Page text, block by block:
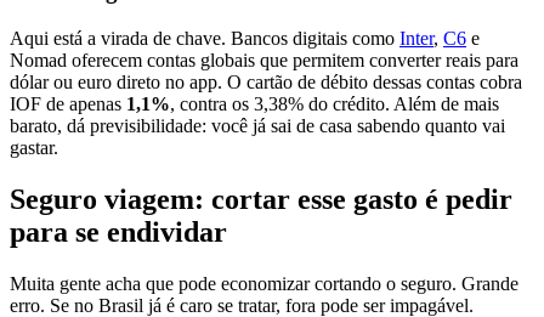
Aqui está a virada de chave. Bancos digitais como Inter, C6 e
Nomad oferecem contas globais que permitem converter reais para
dólar ou euro direto no app. O cartão de débito dessas contas cobra
IOF de apenas 1,1%, contra os 3,38% do crédito. Além de mais
barato, dá previsibilidade: você já sai de casa sabendo quanto vai
gastar.
Seguro viagem: cortar esse gasto é pedir
para se endividar
Muita gente acha que pode economizar cortando o seguro. Grande
erro. Se no Brasil já é caro se tratar, fora pode ser impagável.